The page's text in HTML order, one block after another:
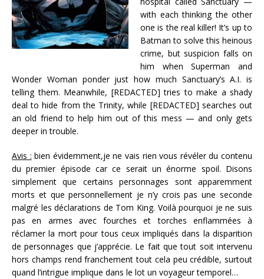
with each thinking the other
one is the real killer! It’s up to
Batman to solve this heinous
crime, but suspicion falls on
him when Superman and
Wonder Woman ponder just how much Sanctuary’s A.I. is
telling them. Meanwhile, [REDACTED] tries to make a shady
deal to hide from the Trinity, while [REDACTED] searches out
an old friend to help him out of this mess — and only gets
deeper in trouble.
Avis : bien évidemment,je ne vais rien vous révéler du contenu
du premier épisode car ce serait un énorme spoil. Disons
simplement que certains personnages sont apparemment
morts et que personnellement je n’y crois pas une seconde
malgré les déclarations de Tom King. Voilà pourquoi je ne suis
pas en armes avec fourches et torches enflammées à
réclamer la mort pour tous ceux impliqués dans la disparition
de personnages que j’apprécie. Le fait que tout soit intervenu
hors champs rend franchement tout cela peu crédible, surtout
quand l’intrigue implique dans le lot un voyageur temporel…